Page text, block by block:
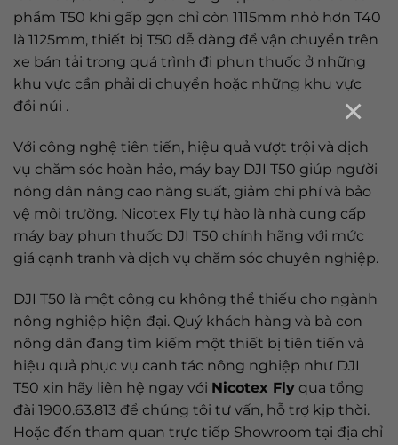
×
phẩm T50 khi gấp gọn chỉ còn 1115mm nhỏ hơn T40
là 1125mm, thiết bị T50 dễ dàng để vận chuyển trên
xe bán tải trong quá trình đi phun thuốc ở những
khu vực cần phải di chuyển hoặc những khu vực
đồi núi .
Với công nghệ tiên tiến, hiệu quả vượt trội và dịch
vụ chăm sóc hoàn hảo, máy bay DJI T50 giúp người
nông dân nâng cao năng suất, giảm chi phí và bảo
vệ môi trường. Nicotex Fly tự hào là nhà cung cấp
máy bay phun thuốc DJI T50 chính hãng với mức
giá cạnh tranh và dịch vụ chăm sóc chuyên nghiệp.
DJI T50 là một công cụ không thể thiếu cho ngành
nông nghiệp hiện đại. Quý khách hàng và bà con
nông dân đang tìm kiếm một thiết bị tiên tiến và
hiệu quả phục vụ canh tác nông nghiệp như DJI
T50 xin hãy liên hệ ngay với Nicotex Fly qua tổng
đài 1900.63.813 để chúng tôi tư vấn, hỗ trợ kịp thời.
Hoặc đến tham quan trực tiếp Showroom tại địa chỉ